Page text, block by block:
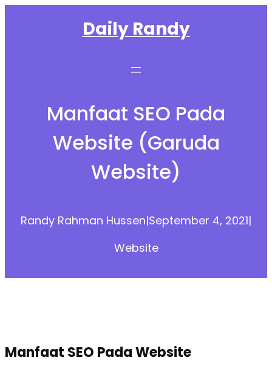
Daily Randy
Manfaat SEO Pada
Website (Garuda
Website)
Randy Rahman Hussen|September 4, 2021|
Website
Manfaat SEO Pada Website